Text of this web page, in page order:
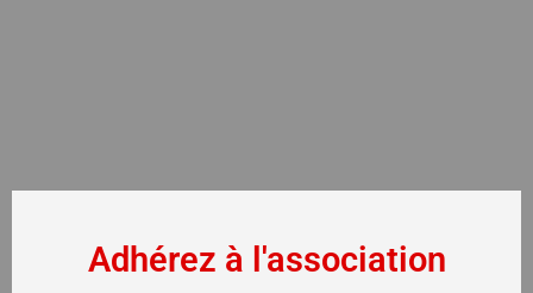
Adhérez à l'association